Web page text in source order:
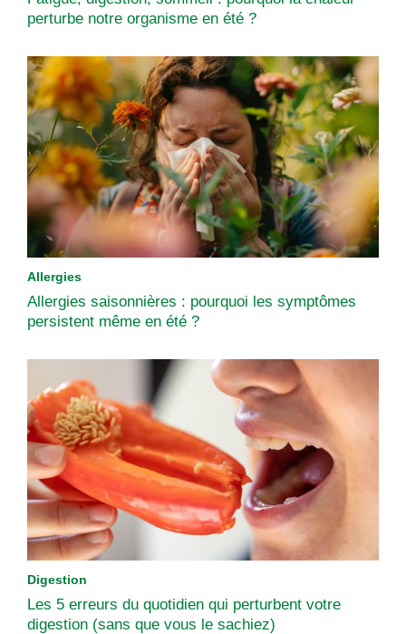
perturbe notre organisme en été ?
Allergies
Allergies saisonnières : pourquoi les symptômes
persistent même en été ?
Digestion
Les 5 erreurs du quotidien qui perturbent votre
digestion (sans que vous le sachiez)